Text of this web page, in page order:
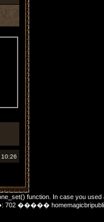
function. In case you
702 �����